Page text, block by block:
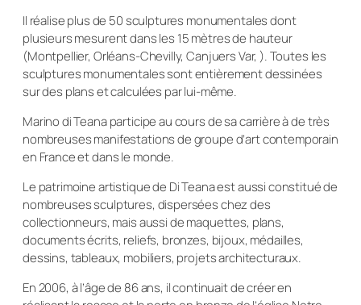
Il réalise plus de 50 sculptures monumentales dont
plusieurs mesurent dans les 15 mètres de hauteur
(Montpellier, Orléans-Chevilly, Canjuers Var, ). Toutes les
sculptures monumentales sont entièrement dessinées
sur des plans et calculées par lui-même.
Marino di Teana participe au cours de sa carrière à de très
nombreuses manifestations de groupe d’art contemporain
en France et dans le monde.
Le patrimoine artistique de Di Teana est aussi constitué de
nombreuses sculptures, dispersées chez des
collectionneurs, mais aussi de maquettes, plans,
documents écrits, reliefs, bronzes, bijoux, médailles,
dessins, tableaux, mobiliers, projets architecturaux.
En 2006, à l’âge de 86 ans, il continuait de créer en